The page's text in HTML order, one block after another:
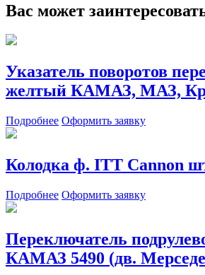
Вас может
Указатель поворотов
желтый КАМАЗ, МАЗ,
Подробнее Оформить заявку
Колодка ф. ITT Cannon
Подробнее Оформить заявку
Переключатель
КАМАЗ 5490 (дв.